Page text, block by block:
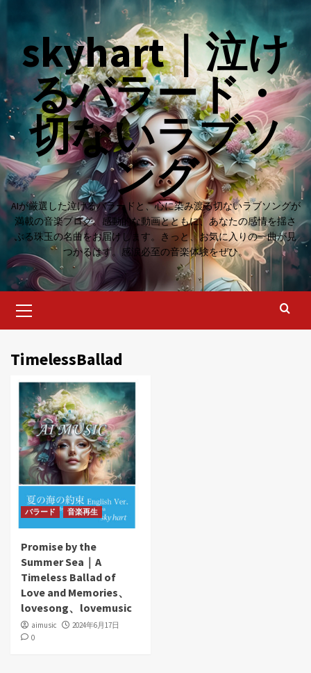
contentskyhart｜泣け
るバラード・
切ないラブソ
ング
AIが厳選した泣けるバラードと、心に染み渡る切ないラブソングが
満載の音楽ブログ。感動的な動画とともに、あなたの感情を揺さ
ぶる珠玉の名曲をお届けします。きっと、お気に入りの一曲が見
つかるはず。感涙必至の音楽体験をぜひ。
Menu
TimelessBallad
バラード 音楽再生
Promise by the
Summer Sea｜A
Timeless Ballad of
Love and Memories、
lovesong、lovemusic
aimusic
2024年6月17日
0